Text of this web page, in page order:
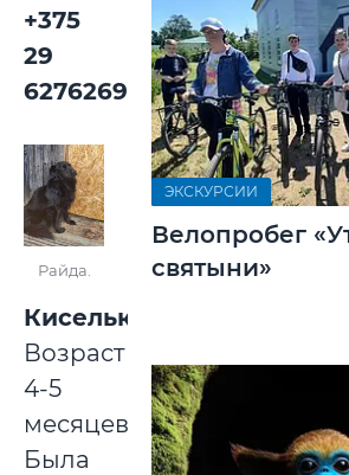
+375
29
6276269.
Райда.
Киселька.
Возраст
4-5
месяцев.
Была
ЭКСКУРСИИ
Велопробег
святыни»